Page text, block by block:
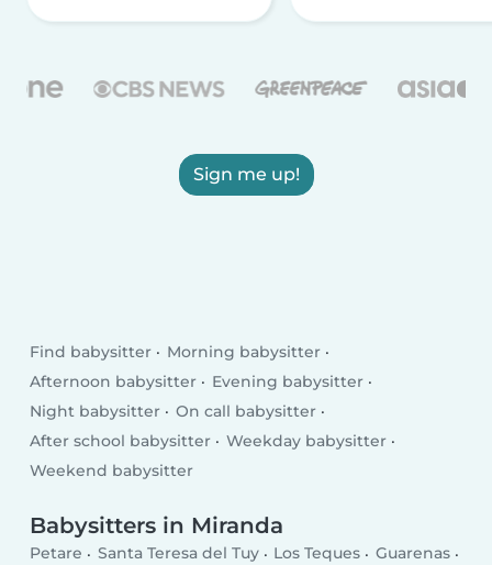
Sign me up!
Find babysitter
Morning babysitter
Afternoon babysitter
Evening babysitter
Night babysitter
On call babysitter
After school babysitter
Weekday babysitter
Weekend babysitter
Babysitters in Miranda
Petare Santa Teresa del Tuy Los Teques
Guarenas